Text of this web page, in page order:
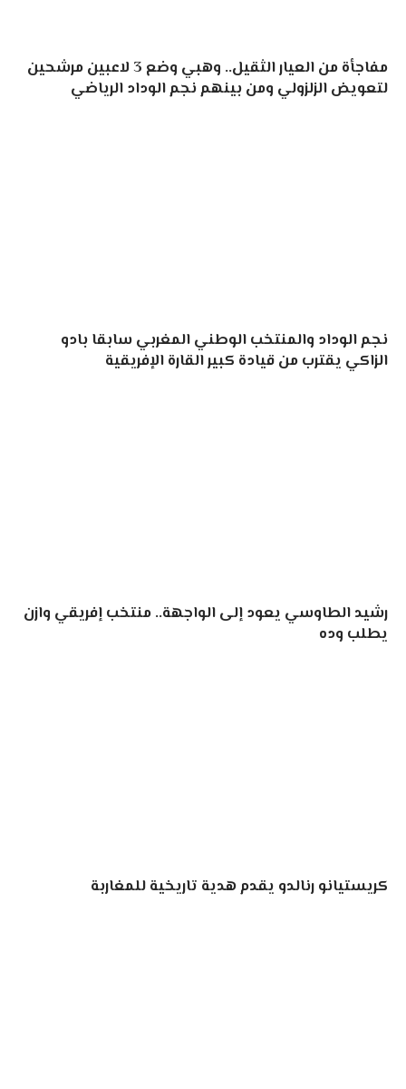
مفاجأة من العيار الثقيل.. وهبي وضع 3 لاعبين مرشحين
لتعويض الزلزولي ومن بينهم نجم الوداد الرياضي
نجم الوداد والمنتخب الوطني المغربي سابقا بادو
الزاكي يقترب من قيادة كبير القارة الإفريقية
رشيد الطاوسي يعود إلى الواجهة.. منتخب إفريقي وازن
يطلب وده
كريستيانو رنالدو يقدم هدية تاريخية للمغاربة